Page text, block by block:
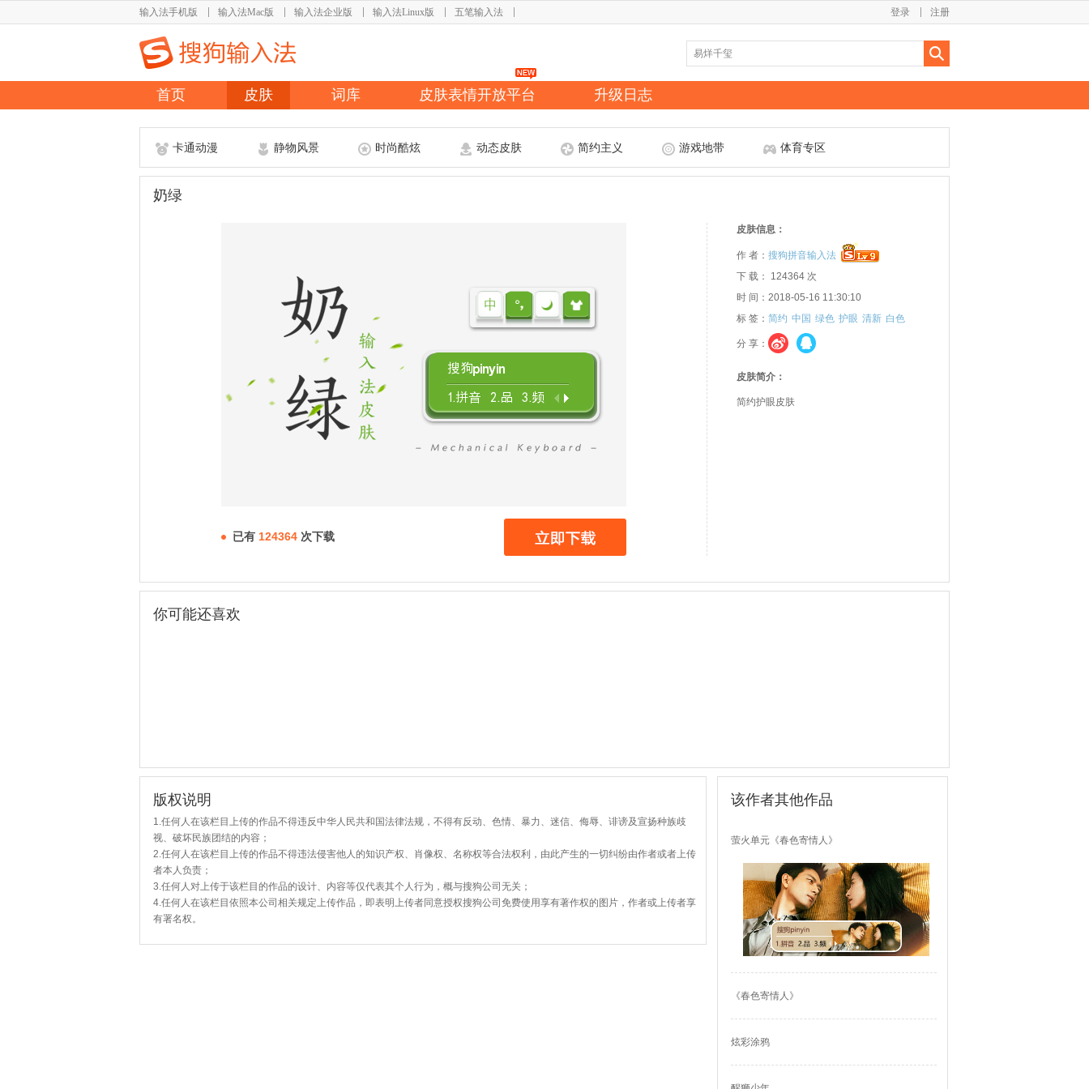
输入法手机版 输入法Mac版 输入法企业版 输入法Linux版 五笔输入法 注册
登录
首页 皮肤 词库 皮肤表情开放平台 升级日志
卡通动漫 静物风景 时尚酷炫 动态皮肤 简约主义 游戏地带 体育专区
奶绿
已有 124364 次下载
皮肤信息：
作 者： 搜狗拼音输入法
下 载： 124364 次
时 间：2018-05-16 11:30:10
标 签： 简约 中国 绿色 护眼 清新 白色
分 享：
皮肤简介：
简约护眼皮肤
你可能还喜欢
版权说明
1.任何人在该栏目上传的作品不得违反中华人民共和国法律法规，不得有反动、色情、暴力、迷信、侮辱、诽谤及宣扬种族歧
视、破坏民族团结的内容；
2.任何人在该栏目上传的作品不得违法侵害他人的知识产权、肖像权、名称权等合法权利，由此产生的一切纠纷由作者或者上传
者本人负责；
3.任何人对上传于该栏目的作品的设计、内容等仅代表其个人行为，概与搜狗公司无关；
4.任何人在该栏目依照本公司相关规定上传作品，即表明上传者同意授权搜狗公司免费使用享有著作权的图片，作者或上传者享
有署名权。
该作者其他作品
萤火单元《春色寄情人》
《春色寄情人》
炫彩涂鸦